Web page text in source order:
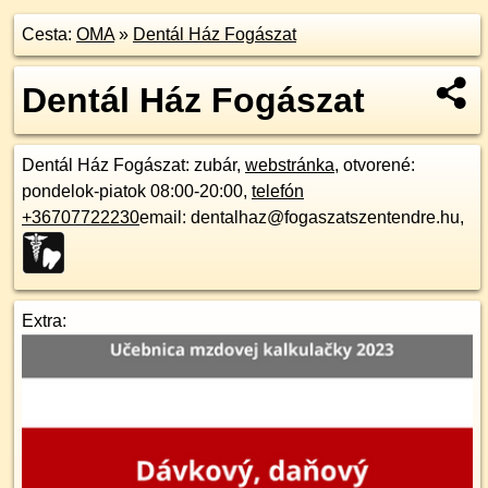
Cesta: OMA» Dentál Ház Fogászat
Dentál Ház Fogászat
Dentál Ház Fogászat: zubár, webstránka, otvorené:
pondelok-piatok 08:00-20:00, telefón
+36707722230email: dentalhaz@fogaszatszentendre.hu,
Extra: